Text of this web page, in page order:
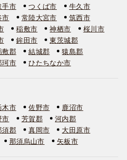
手市 つくば市
牛久市
市 常陸大宮市
筑西市
稲敷市 神栖市
桜川市
鉾田市
東茨城郡
敷郡 結城郡
猿島郡
珂市 ひたちなか市
木市 佐野市
鹿沼市
市 芳賀郡
河内郡
須郡 真岡市
大田原市
那須烏山市 矢板市